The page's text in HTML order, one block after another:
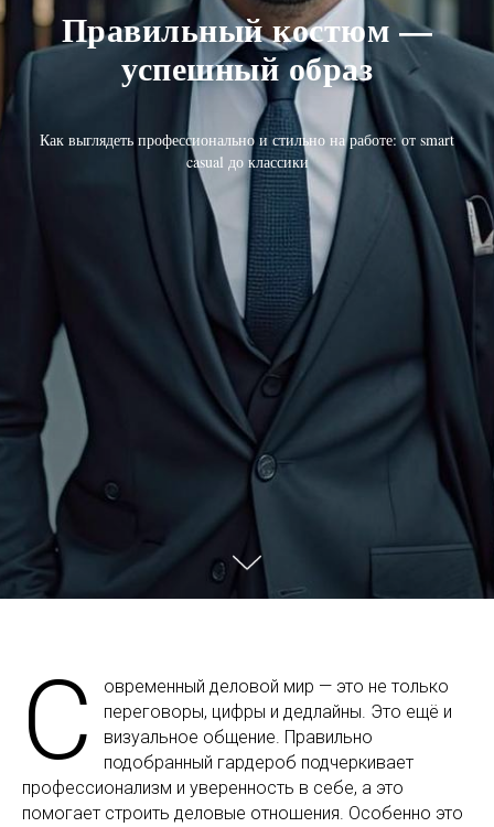
Правильный костюм —
успешный образ
Как выглядеть профессионально и стильно на работе: от smart
casual до классики
С
овременный деловой мир — это не только
переговоры, цифры и дедлайны. Это ещё и
визуальное общение. Правильно
подобранный гардероб подчеркивает
профессионализм и уверенность в себе, а это
помогает строить деловые отношения. Особенно это